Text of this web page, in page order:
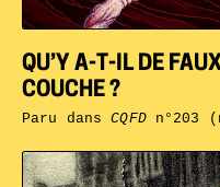
QU’Y A-T-IL DE
COUCHE ?
Paru dansCQFDn°203